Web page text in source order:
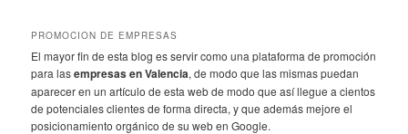
PROMOCION DE EMPRESAS
El mayor fin de esta blog es servir como una plataforma de promoción
para lasempresas en Valencia, de modo que las mismas puedan
aparecer en un artículo de esta web de modo que así llegue a cientos
de potenciales clientes de forma directa, y que además mejore el
posicionamiento orgánico de su web en Google.